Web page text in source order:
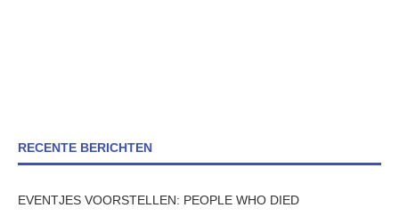
RECENTE BERICHTEN
EVENTJES VOORSTELLEN: PEOPLE WHO DIED